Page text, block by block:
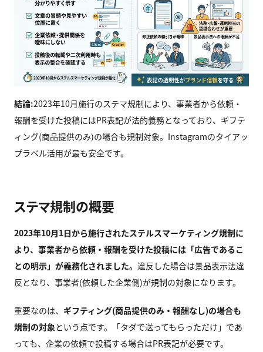
結論:2023年10月施行のステマ規制により、事業者から依頼・
報酬を受けた投稿にはPR表記が法的義務となっており、ギフテ
ィング(商品提供のみ)の場合も規制対象。Instagramのタイアッ
プラベル活用が最も安全です。
ステマ規制の概要
2023年10月1日から施行されたステルスマーケティング規制に
より、事業者から依頼・報酬を受けた投稿には「広告であるこ
との明示」が義務化されました。 違反した場合は景品表示法違
反となり、事業者(依頼した企業側)が規制の対象になります。
重要なのは、 ギフティング(商品提供のみ・報酬なし)の場合も
規制の対象 という点です。「タダで送ってもらっただけ」であ
っても、企業の依頼で投稿する場合はPR表記が必要です。